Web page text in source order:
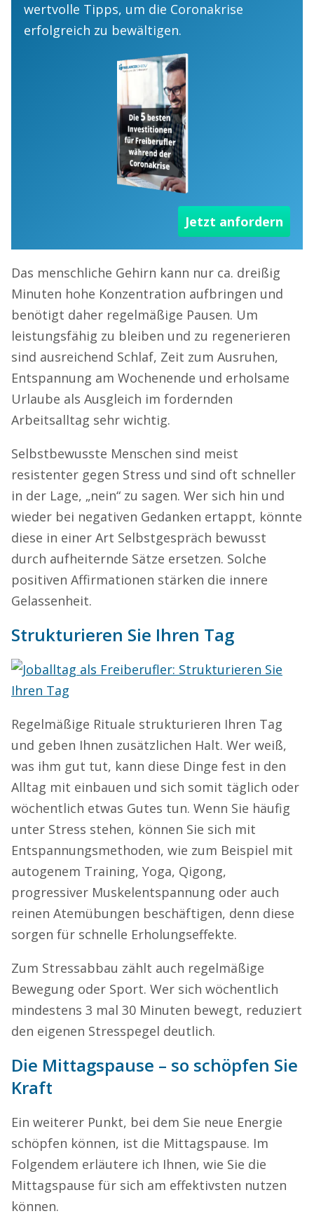
wertvolle Tipps, um die Coronakrise
erfolgreich zu bewältigen.
Jetzt anfordern
Das menschliche Gehirn kann nur ca. dreißig
Minuten hohe Konzentration aufbringen und
benötigt daher regelmäßige Pausen. Um
leistungsfähig zu bleiben und zu regenerieren
sind ausreichend Schlaf, Zeit zum Ausruhen,
Entspannung am Wochenende und erholsame
Urlaube als Ausgleich im fordernden
Arbeitsalltag sehr wichtig.
Selbstbewusste Menschen sind meist
resistenter gegen Stress und sind oft schneller
in der Lage, „nein“ zu sagen. Wer sich hin und
wieder bei negativen Gedanken ertappt, könnte
diese in einer Art Selbstgespräch bewusst
durch aufheiternde Sätze ersetzen. Solche
positiven Affirmationen stärken die innere
Gelassenheit.
Strukturieren Sie Ihren Tag
Regelmäßige Rituale strukturieren Ihren Tag
und geben Ihnen zusätzlichen Halt. Wer weiß,
was ihm gut tut, kann diese Dinge fest in den
Alltag mit einbauen und sich somit täglich oder
wöchentlich etwas Gutes tun. Wenn Sie häufig
unter Stress stehen, können Sie sich mit
Entspannungsmethoden, wie zum Beispiel mit
autogenem Training, Yoga, Qigong,
progressiver Muskelentspannung oder auch
reinen Atemübungen beschäftigen, denn diese
sorgen für schnelle Erholungseffekte.
Zum Stressabbau zählt auch regelmäßige
Bewegung oder Sport. Wer sich wöchentlich
mindestens 3 mal 30 Minuten bewegt, reduziert
den eigenen Stresspegel deutlich.
Die Mittagspause – so schöpfen Sie
Kraft
Ein weiterer Punkt, bei dem Sie neue Energie
schöpfen können, ist die Mittagspause. Im
Folgendem erläutere ich Ihnen, wie Sie die
Mittagspause für sich am effektivsten nutzen
können.